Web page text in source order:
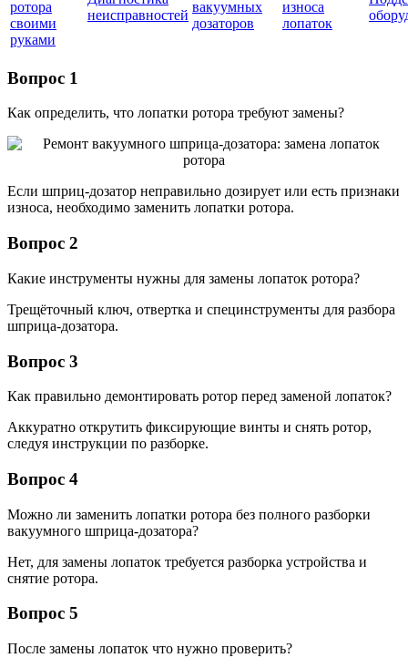
ротора
своими
руками
неисправностей
вакуумных
дозаторов
износа
лопаток
Вопрос 1
Как определить, что лопатки ротора требуют замены?
Если шприц-дозатор неправильно дозирует или есть признаки
износа, необходимо заменить лопатки ротора.
Вопрос 2
Какие инструменты нужны для замены лопаток ротора?
Трещёточный ключ, отвертка и специнструменты для разбора
шприца-дозатора.
Вопрос 3
Как правильно демонтировать ротор перед заменой лопаток?
Аккуратно открутить фиксирующие винты и снять ротор,
следуя инструкции по разборке.
Вопрос 4
Можно ли заменить лопатки ротора без полного разборки
вакуумного шприца-дозатора?
Нет, для замены лопаток требуется разборка устройства и
снятие ротора.
Вопрос 5
После замены лопаток что нужно проверить?